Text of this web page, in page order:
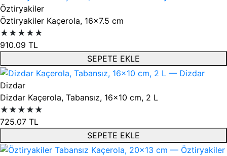
Öztiryakiler
Öztiryakiler Kaçerola, 16x7.5 cm
★★★★★
910.09 TL
SEPETE EKLE
Dizdar
Dizdar Kaçerola, Tabansız, 16x10 cm, 2 L
★★★★★
725.07 TL
SEPETE EKLE